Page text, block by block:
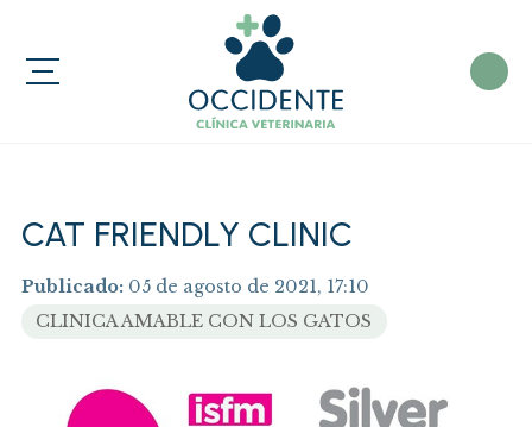
CAT FRIENDLY CLINIC
Publicado: 05 de agosto de 2021, 17:10
CLINICA AMABLE CON LOS GATOS